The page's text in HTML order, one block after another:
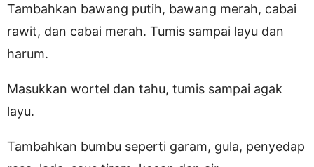
Tambahkan bawang putih, bawang merah, cabai
rawit, dan cabai merah. Tumis sampai layu dan
harum.
Masukkan wortel dan tahu, tumis sampai agak
layu.
Tambahkan bumbu seperti garam, gula, penyedap